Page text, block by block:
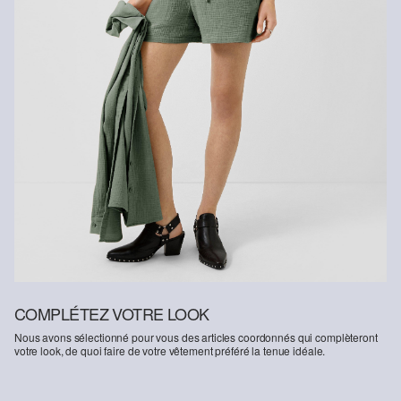
COMPLÉTEZ VOTRE LOOK
Nous avons sélectionné pour vous des articles coordonnés qui complèteront
votre look, de quoi faire de votre vêtement préféré la tenue idéale.